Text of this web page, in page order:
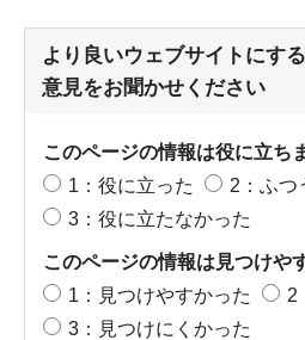
より良いウェブサイトにす
意見をお聞かせください
このページの情報は役に立ち
1：役に立った
2：ふつ
3：役に立たなかった
このページの情報は見つけや
1：見つけやすかった
2
3：見つけにくかった